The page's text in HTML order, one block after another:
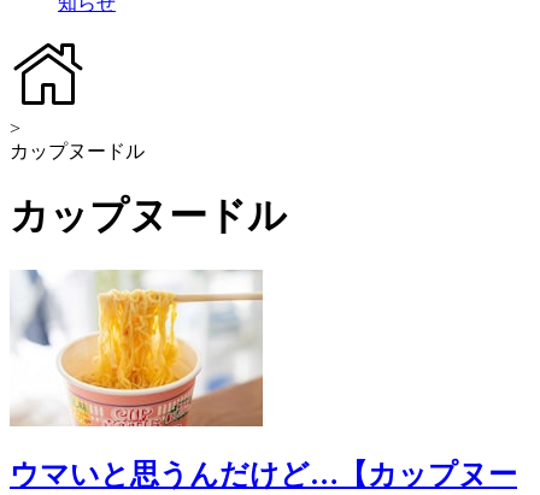
>
カップヌードル
カップヌードル
ウマいと思うんだけど…【カップヌー